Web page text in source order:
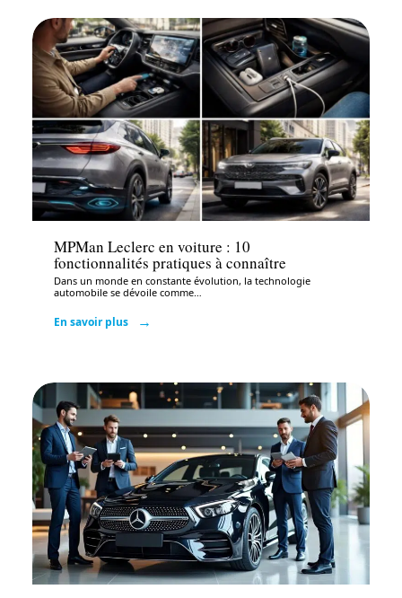
Auto
MPMan Leclerc en voiture : 10
fonctionnalités pratiques à connaître
Dans un monde en constante évolution, la technologie
automobile se dévoile comme
En savoir plus
Auto